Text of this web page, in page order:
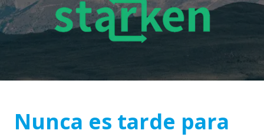
Nunca es tarde para